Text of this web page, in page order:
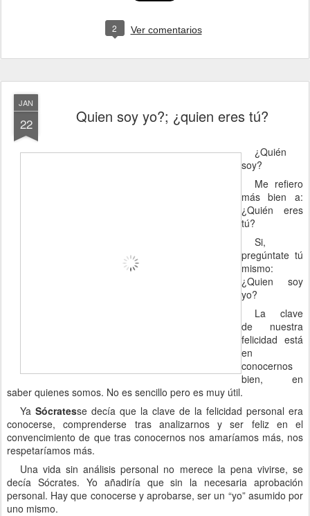
2 Ver comentarios
JAN
22 Quien soy yo?; ¿quien eres tú?
¿Quién
soy?
Me refiero
más bien a:
¿Quién eres
tú?
Si,
pregúntate tú
mismo:
¿Quien soy
yo?
La clave
de nuestra
felicidad está
en
conocernos
bien, en
saber quienes somos. No es sencillo pero es muy útil.
Ya Sócratesse decía que la clave de la felicidad personal era
conocerse, comprenderse tras analizarnos y ser feliz en el
convencimiento de que tras conocernos nos amaríamos más, nos
respetaríamos más.
Una vida sin análisis personal no merece la pena vivirse, se
decía Sócrates. Yo añadiría que sin la necesaria aprobación
personal. Hay que conocerse y aprobarse, ser un “yo” asumido por
uno mismo.